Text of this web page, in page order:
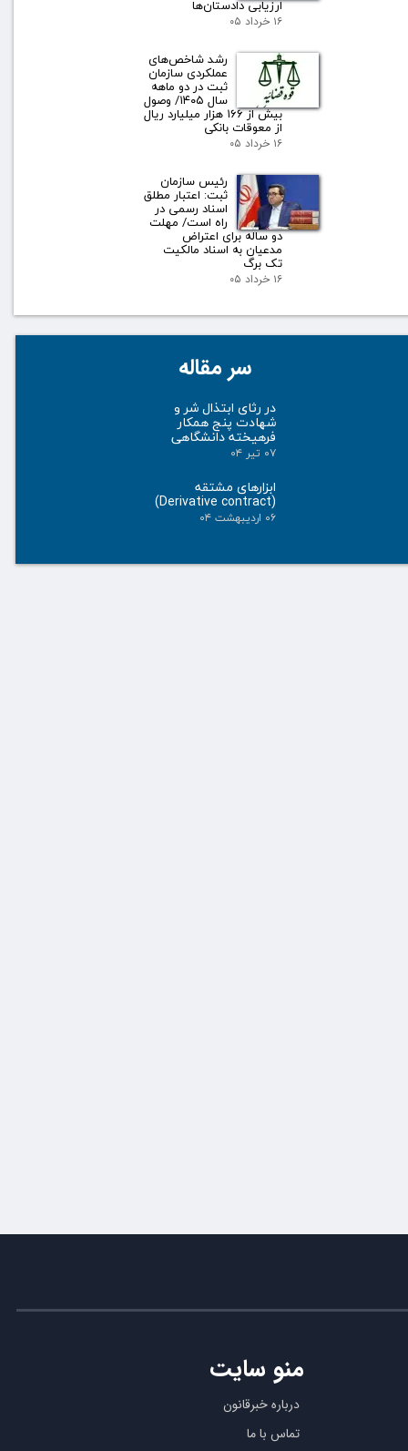
ارزیابی دادستان‌ها
۱۶ خرداد ۰۵
رشد شاخص‌های
عملکردی سازمان
ثبت در دو ماهه
سال ۱۴۰۵/ وصول
بیش از ۱۶۶ هزار میلیارد ریال
از معوقات بانکی
۱۶ خرداد ۰۵
رئیس سازمان
ثبت: اعتبار مطلق
اسناد رسمی در
راه است/ مهلت
دو ساله برای اعتراض
مدعیان به اسناد مالکیت
تک برگ
۱۶ خرداد ۰۵
سر مقاله
در رثای ابتذال شر و
شهادت پنج همکار
فرهیخته دانشگاهی
۰۷ تیر ۰۴
ابزارهای مشتقه
(Derivative contract)
۰۶ اردیبهشت ۰۴
درباره خبرقانون
تماس با ما
منو سایت